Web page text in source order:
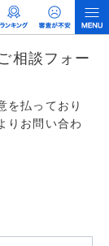
相談フォー
を払っており
りお問い合わ